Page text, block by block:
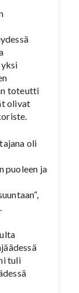
toteutti
olivat
oli
puoleen ja
tuli